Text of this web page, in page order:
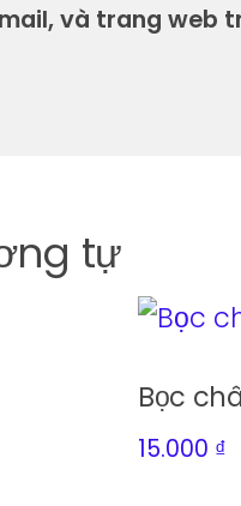
và trang web
tự
Bọc
15.000 ₫